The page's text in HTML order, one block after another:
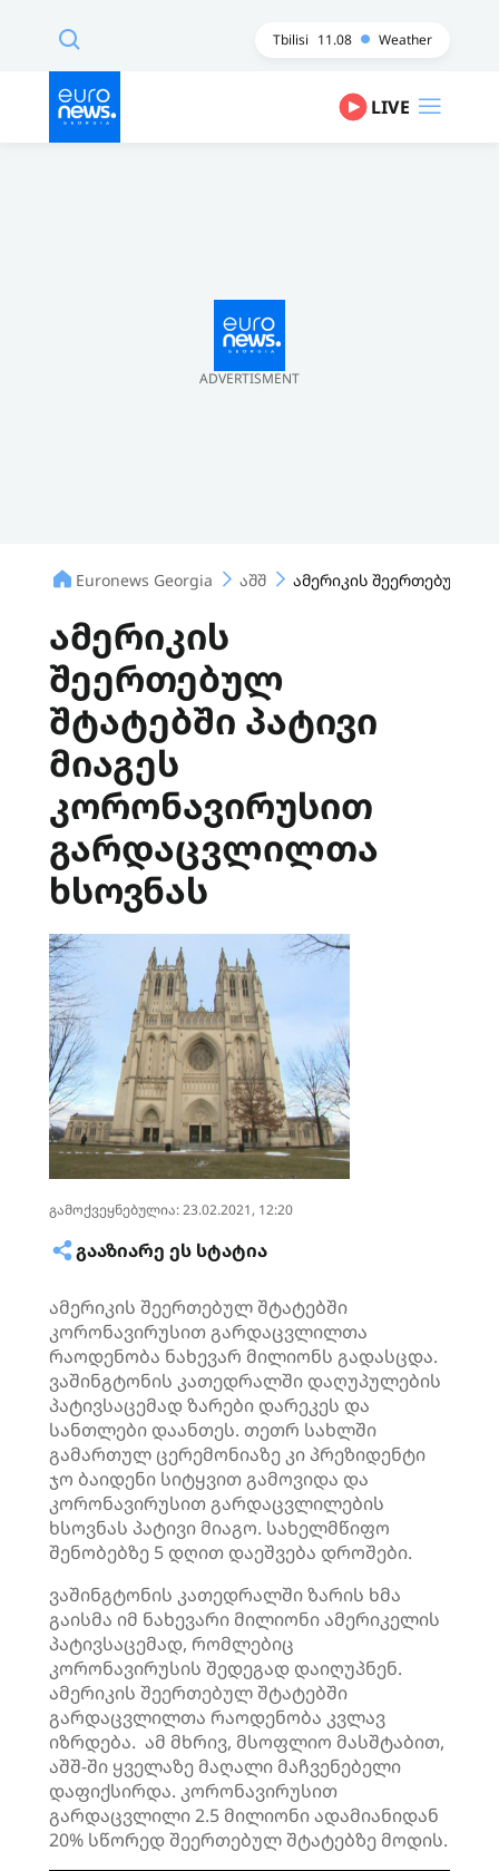
Tbilisi 11.08 Weather
LIVE
ADVERTISMENT
Euronews Georgia აშშ ამერიკის შეერთებულ
ამერიკის
შეერთებულ
შტატებში პატივი
მიაგეს
კორონავირუსით
გარდაცვლილთა
ხსოვნას
გამოქვეყნებულია: 23.02.2021, 12:20
ᲒᲐᲐᲖᲘᲐᲠᲔ ᲔᲡ ᲡᲢᲐᲢᲘᲐ
ამერიკის შეერთებულ შტატებში
კორონავირუსით გარდაცვლილთა
რაოდენობა ნახევარ მილიონს გადასცდა.
ვაშინგტონის კათედრალში დაღუპულების
პატივსაცემად ზარები დარეკეს და
სანთლები დაანთეს. თეთრ სახლში
გამართულ ცერემონიაზე კი პრეზიდენტი
ჯო ბაიდენი სიტყვით გამოვიდა და
კორონავირუსით გარდაცვლილების
ხსოვნას პატივი მიაგო. სახელმწიფო
შენობებზე 5 დღით დაეშვება დროშები.
ვაშინგტონის კათედრალში ზარის ხმა
გაისმა იმ ნახევარი მილიონი ამერიკელის
პატივსაცემად, რომლებიც
კორონავირუსის შედეგად დაიღუპნენ.
ამერიკის შეერთებულ შტატებში
გარდაცვლილთა რაოდენობა კვლავ
იზრდება. ამ მხრივ, მსოფლიო მასშტაბით,
აშშ-ში ყველაზე მაღალი მაჩვენებელი
დაფიქსირდა. კორონავირუსით
გარდაცვლილი 2.5 მილიონი ადამიანიდან
20% სწორედ შეერთებულ შტატებზე მოდის.